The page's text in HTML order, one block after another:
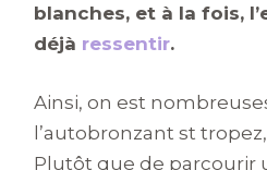
blanches, et à la fois,
déjà ressentir.
Ainsi, on est
l’autobronzant st
Plutôt que de parcourir